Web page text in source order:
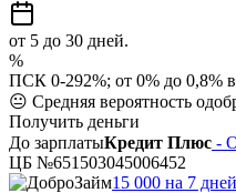
от 5 до 30 дней.
%
ПСК 0-292%; от 0% до 0,8%
😐 Средняя вероятность
Получить деньги
До зарплатыКредит Плюс -
ЦБ №651503045006452
15 000 на 7